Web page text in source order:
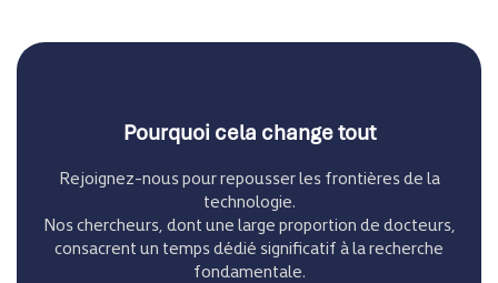
Pourquoi cela change tout
Rejoignez-nous pour repousser les frontières de la
technologie.
Nos chercheurs, dont une large proportion de docteurs,
consacrent un temps dédié significatif à la recherche
fondamentale.